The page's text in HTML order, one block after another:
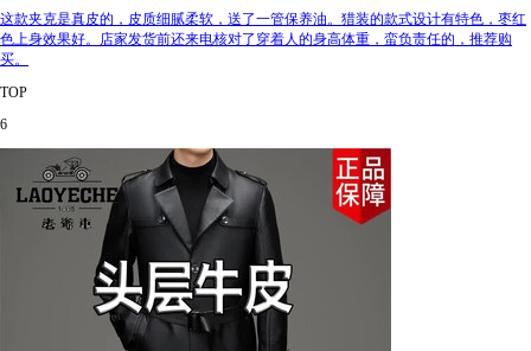
这款夹克是真皮的，皮质细腻柔软，送了一管保养油。猎装的款式设计有特色，枣红
色上身效果好。店家发货前还来电核对了穿着人的身高体重，蛮负责任的，推荐购
买。
TOP
6